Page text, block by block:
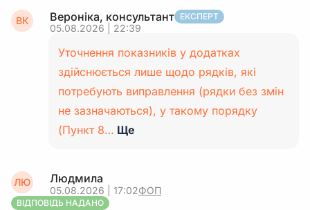
ВК Вероніка, консультант ЕКСПЕРТ
05.08.2026 | 22:39
Уточнення показників у додатках
здійснюється лише щодо рядків, які
потребують виправлення (рядки без змін
не зазначаються), у такому порядку
(Пункт 8… Ще
ЛЮ Людмила
05.08.2026 | 17:02ФОП
ВІДПОВІДЬ НАДАНО